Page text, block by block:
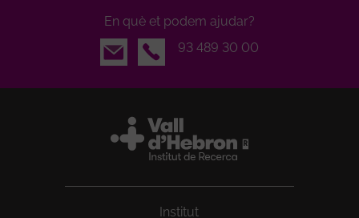
En què et podem ajudar?
Email
93 489 30 00
Institut